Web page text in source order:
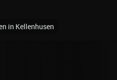
in Kellenhusen